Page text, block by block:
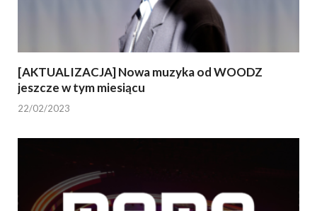
[AKTUALIZACJA] Nowa muzyka od WOODZ
jeszcze w tym miesiącu
22/02/2023